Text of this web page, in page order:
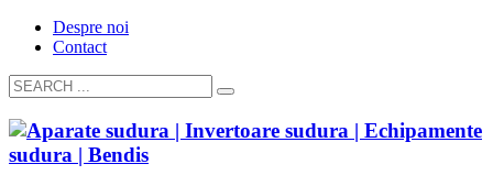
Despre noi
Contact